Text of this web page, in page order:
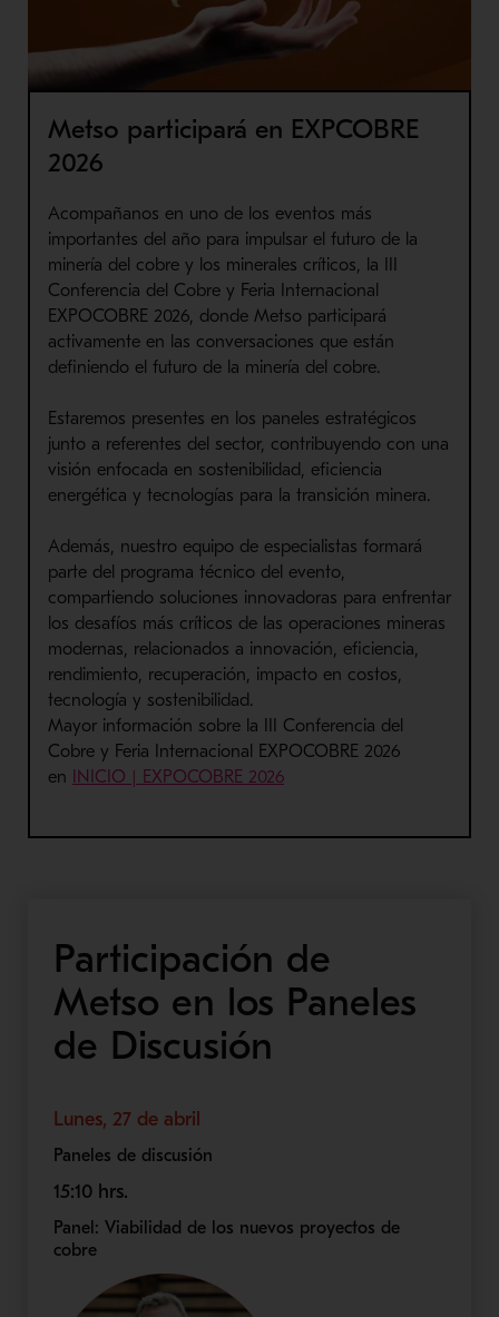
Metso participará en EXPCOBRE
2026
Acompañanos en uno de los eventos más
importantes del año para impulsar el futuro de la
minería del cobre y los minerales críticos, la III
Conferencia del Cobre y Feria Internacional
EXPOCOBRE 2026, donde Metso participará
activamente en las conversaciones que están
definiendo el futuro de la minería del cobre.
Estaremos presentes en los paneles estratégicos
junto a referentes del sector, contribuyendo con una
visión enfocada en sostenibilidad, eficiencia
energética y tecnologías para la transición minera.
Además, nuestro equipo de especialistas formará
parte del programa técnico del evento,
compartiendo soluciones innovadoras para enfrentar
los desafíos más críticos de las operaciones mineras
modernas, relacionados a innovación, eficiencia,
rendimiento, recuperación, impacto en costos,
tecnología y sostenibilidad.
Mayor información sobre la III Conferencia del
Cobre y Feria Internacional EXPOCOBRE 2026
en
INICIO | EXPOCOBRE 2026
Participación de
Metso en los Paneles
de Discusión
Lunes, 27 de abril
Paneles de discusión
15:10 hrs.
Panel: Viabilidad de los nuevos proyectos de
cobre